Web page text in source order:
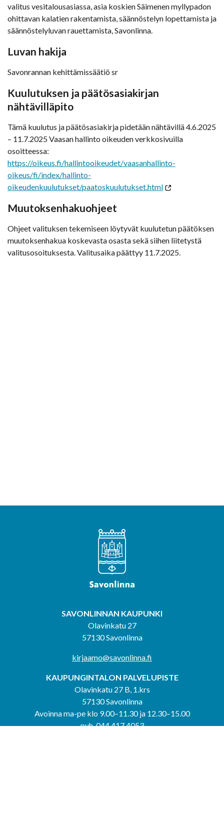
valitus vesitalousasiassa, asia koskien Säimenen myllypadon
ohittavan kalatien rakentamista, säännöstelyn lopettamista ja
säännöstelyluvan rauettamista, Savonlinna.
Luvan hakija
Savonrannan kehittämissäätiö sr
Kuulutuksen ja päätösasiakirjan
nähtävilläpito
Tämä kuulutus ja päätösasiakirja pidetään nähtävillä 4.6.2025
– 11.7.2025 Vaasan hallinto oikeuden verkkosivuilla
osoitteessa:
https://oikeus.fi/hallintooikeudet/vaasanhallinto-
oikeus/fi/index/hallinto-
oikeudenkuulutukset/paatoskuulutukset.html
Muutoksenhakuohjeet
Ohjeet valituksen tekemiseen löytyvät kuulutetun päätöksen
muutoksenhakua koskevasta osasta sekä siihen liitetystä
valitusosoituksesta. Valitusaika päättyy 11.7.2025.
SAVONLINNAN KAUPUNKI
Olavinkatu 27
57130 Savonlinna
kirjaamo@savonlinna.fi
KAUPUNGINTALON PALVELUPISTE
Olavinkatu 27 B, 1.krs
57130 Savonlinna
Avoinna ma-pe klo 9.00–11.30 ja 12.30–15.00
puh. 044 417 4053